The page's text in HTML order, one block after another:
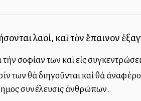
λαοί, καὶ τὸν ἔπαινον
τὴν σοφίαν των καὶ εἰς
των θὰ διηγοῦνται καὶ θὰ
συνέλευσις ἀνθρώπων.